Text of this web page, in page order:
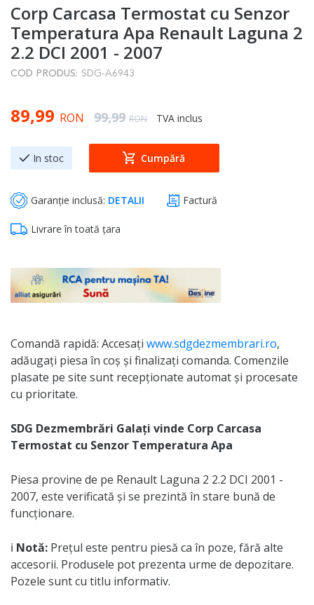
to
the
beginning
of
the
gallery
Corp Carcasa Termostat cu Senzor
Temperatura Apa Renault Laguna 2
2.2 DCI 2001 - 2007
COD PRODUS: SDG-A6943
Special Price
89,99 RON Regular Price
99,99 RON TVA inclus
In stoc Cumpără
Garanție inclusă: DETALII Factură
Livrare în toată țara
Comandă rapidă: Accesați www.sdgdezmembrari.ro,
adăugați piesa în coș și finalizați comanda. Comenzile
plasate pe site sunt recepționate automat și procesate
cu prioritate.
SDG Dezmembrări Galați vinde Corp Carcasa
Termostat cu Senzor Temperatura Apa
Piesa provine de pe Renault Laguna 2 2.2 DCI 2001 -
2007, este verificată și se prezintă în stare bună de
funcționare.
ℹ️ Notă: Prețul este pentru piesă ca în poze, fără alte
accesorii. Produsele pot prezenta urme de depozitare.
Pozele sunt cu titlu informativ.